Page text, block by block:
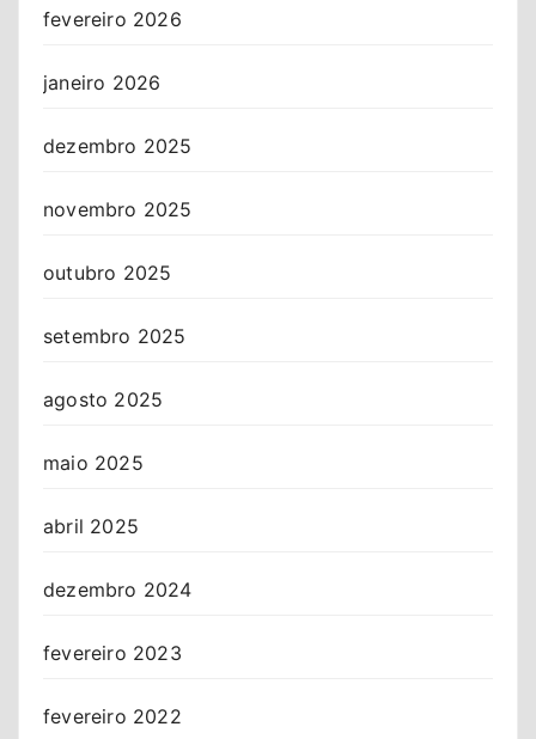
fevereiro 2026
janeiro 2026
dezembro 2025
novembro 2025
outubro 2025
setembro 2025
agosto 2025
maio 2025
abril 2025
dezembro 2024
fevereiro 2023
fevereiro 2022